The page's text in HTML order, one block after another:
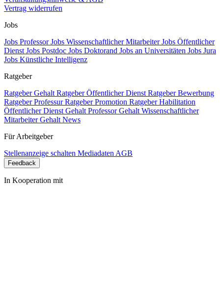
Vertrag widerrufen
Jobs
Jobs ProfessorJobs Wissenschaftlicher MitarbeiterJobs Öffentlicher
DienstJobs Postdoc Jobs Doktorand Jobs an Universitäten Jobs Jura
Jobs Künstliche Intelligenz
Ratgeber
Ratgeber GehaltRatgeber Öffentlicher DienstRatgeber Bewerbung
Ratgeber ProfessurRatgeber Promotion Ratgeber Habilitation
Öffentlicher Dienst GehaltProfessor GehaltWissenschaftlicher
Mitarbeiter GehaltNews
Für Arbeitgeber
Stellenanzeige schalten MediadatenAGB
Feedback
In Kooperation mit